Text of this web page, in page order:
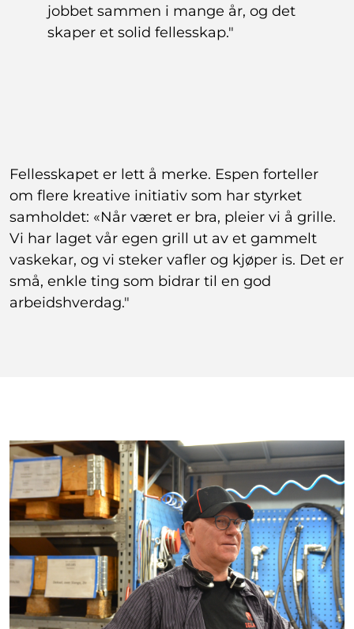
jobbet sammen i mange år, og det
skaper et solid fellesskap."
Fellesskapet er lett å merke. Espen forteller
om flere kreative initiativ som har styrket
samholdet: «Når været er bra, pleier vi å grille.
Vi har laget vår egen grill ut av et gammelt
vaskekar, og vi steker vafler og kjøper is. Det er
små, enkle ting som bidrar til en god
arbeidshverdag."